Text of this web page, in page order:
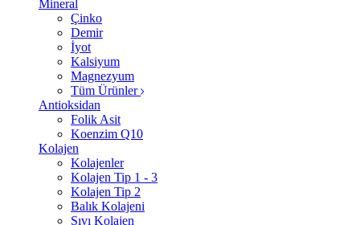
Mineral
Çinko
Demir
İyot
Kalsiyum
Magnezyum
Tüm Ürünler
Antioksidan
Folik Asit
Koenzim Q10
Kolajen
Kolajenler
Kolajen Tip 1 - 3
Kolajen Tip 2
Balık Kolajeni
Sıvı Kolajen